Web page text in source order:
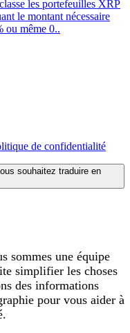
les portefeuilles XRP
le montant nécessaire
ou même 0..
de confidentialité
souhaitez traduire en
sommes une équipe
simplifier les choses
des informations
pour vous aider à